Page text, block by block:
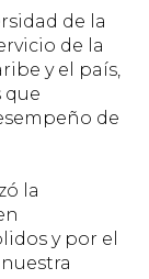
de la
de la
y el país,
que
de
la
y por el